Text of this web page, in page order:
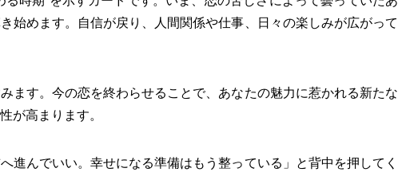
始めます。自信が戻り、人間関係や仕事、日々の楽しみが広がって
ます。今の恋を終わらせることで、あなたの魅力に惹かれる新たな
が高まります。
進んでいい。幸せになる準備はもう整っている」と背中を押してく